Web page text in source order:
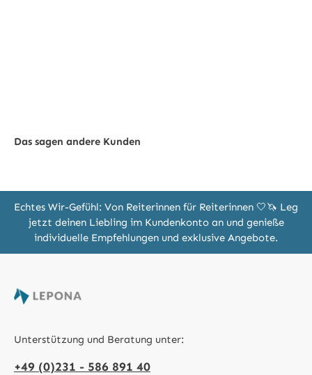
Das sagen andere Kunden
Echtes Wir-Gefühl: Von Reiterinnen für Reiterinnen 🤍🦄 Leg
jetzt deinen Liebling im Kundenkonto an und genieße
individuelle Empfehlungen und exklusive Angebote.
Unterstützung und Beratung unter:
+49 (0)231 - 586 891 40